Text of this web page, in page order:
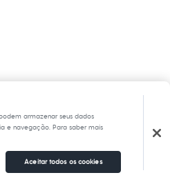
armazenar seus dados
e navegação. Para saber mais
Aceitar todos os cookies